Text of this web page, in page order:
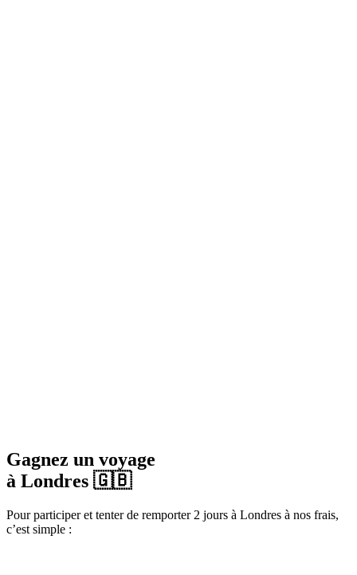
Gagnez un voyage
à Londres 🇬🇧
Pour participer et tenter de remporter 2 jours à Londres à nos frais,
c’est simple :